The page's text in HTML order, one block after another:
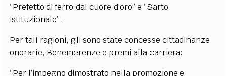
“Prefetto di ferro dal cuore d’oro” e “Sarto
istituzionale”.
Per tali ragioni, gli sono state concesse cittadinanze
onorarie, Benemerenze e premi alla carriera:
“Per l’impegno dimostrato nella promozione e